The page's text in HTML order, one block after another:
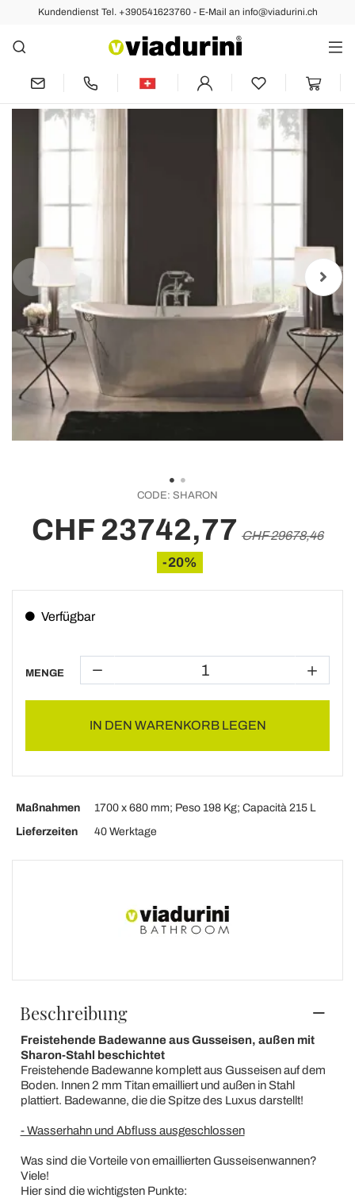
Kundendienst Tel. +390541623760 - E-Mail an info@viadurini.ch
Vorher Nächste
Freestanding Badewanne mit
Stahlbezug in modernem Design Sharon
CODE: SHARON
CHF 23742,77 CHF 29678,46
-20%
Verfügbar
MENGE
IN DEN WARENKORB LEGEN
Maßnahmen
1700 x 680 mm; Peso 198 Kg; Capacità 215 L
Lieferzeiten
40 Werktage
Beschreibung
Freistehende Badewanne aus Gusseisen, außen mit
Sharon-Stahl beschichtet
Freistehende Badewanne komplett aus Gusseisen auf dem
Boden. Innen 2 mm Titan emailliert und außen in Stahl
plattiert. Badewanne, die die Spitze des Luxus darstellt!
- Wasserhahn und Abfluss ausgeschlossen
Was sind die Vorteile von emaillierten Gusseisenwannen?
Viele!
Hier sind die wichtigsten Punkte: